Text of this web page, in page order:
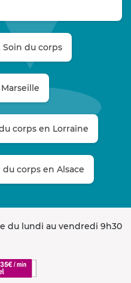
Soin du corps
corps en Lorraine
du corps en Alsace
du lundi au vendredi 9h30